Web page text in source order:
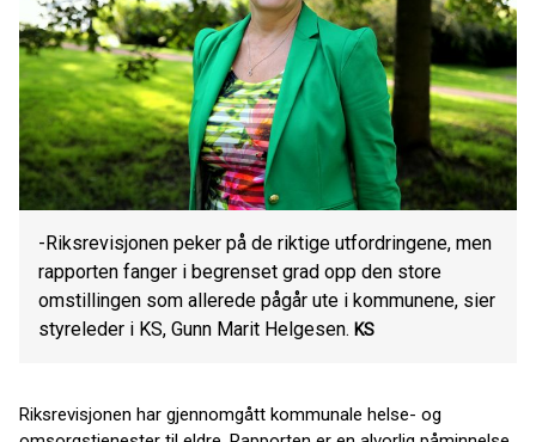
-Riksrevisjonen peker på de riktige utfordringene, men
rapporten fanger i begrenset grad opp den store
omstillingen som allerede pågår ute i kommunene, sier
styreleder i KS, Gunn Marit Helgesen. KS
Riksrevisjonen har gjennomgått kommunale helse- og